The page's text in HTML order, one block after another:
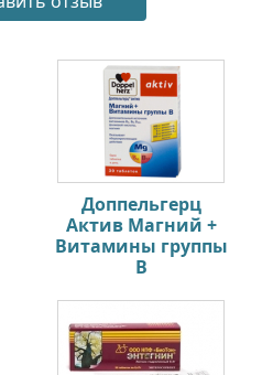
Доппельгерц
Актив Магний +
Витамины группы
В